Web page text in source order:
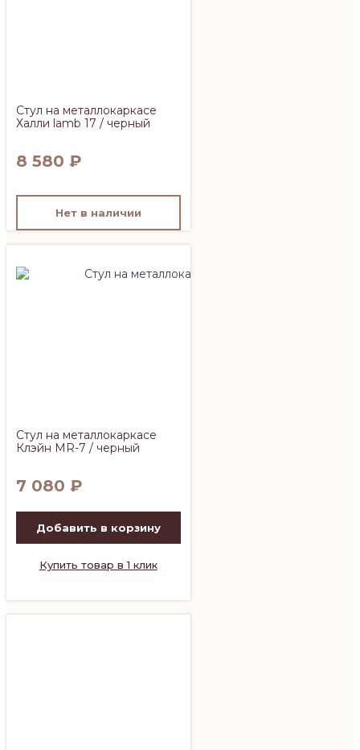
Стул на металлокаркасе
Халли lamb 17 / черный
8 580 ₽
Нет в наличии
Стул на металлокаркасе
Клэйн MR-7 / черный
7 080 ₽
Добавить в корзину
Купить товар в 1 клик